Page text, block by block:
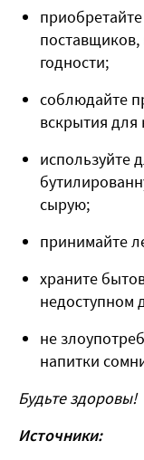
поставщиков,
годности;
соблюдайте
вскрытия для
используйте
сырую;
принимайте
храните
недоступном
не
напитки
Будьте здоровы!
Источники: